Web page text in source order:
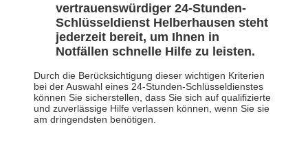
vertrauenswürdiger 24-Stunden-
Schlüsseldienst Helberhausen steht
jederzeit bereit, um Ihnen in
Notfällen schnelle Hilfe zu leisten.
Durch die Berücksichtigung dieser wichtigen Kriterien
bei der Auswahl eines 24-Stunden-Schlüsseldienstes
können Sie sicherstellen, dass Sie sich auf qualifizierte
und zuverlässige Hilfe verlassen können, wenn Sie sie
am dringendsten benötigen.